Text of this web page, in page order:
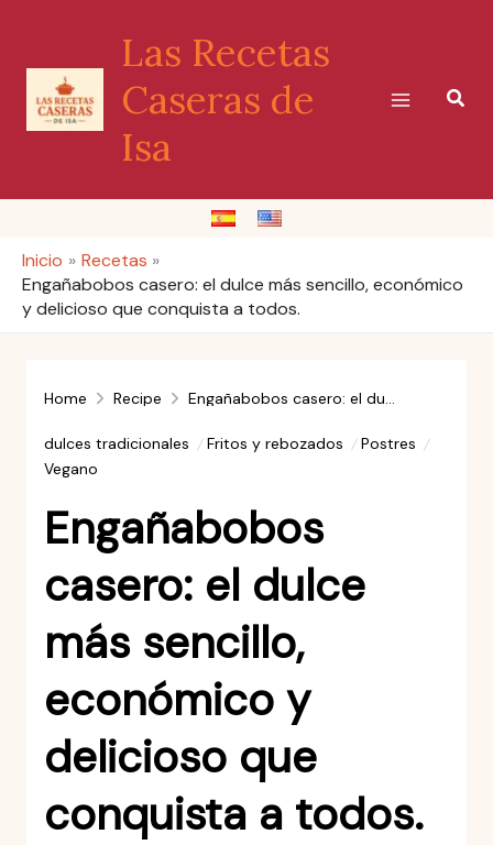
contenido
Las Recetas
Caseras de
Isa
Inicio
Recetas
Engañabobos casero: el dulce más sencillo, económico
y delicioso que conquista a todos.
Home Recipe Engañabobos casero: el dulce más sencillo, económico y delicioso que conquista a todos.
dulces tradicionales Fritos y rebozados
Postres
Vegano
Engañabobos
casero: el dulce
más sencillo,
económico y
delicioso que
conquista a todos.